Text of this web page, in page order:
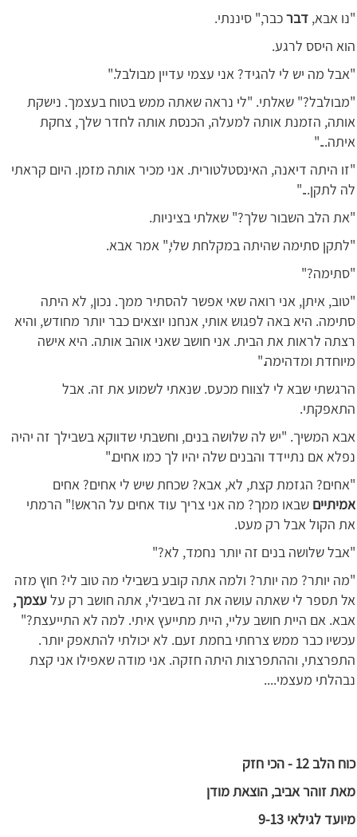
"נו אבא, דברכבר," סיננתי.
הוא היסס לרגע.
"אבל מה יש לי להגיד? אני עצמי עדיין מבולבל."
"מבולבל?" שאלתי. "לי נראה שאתה ממש בטוח בעצמך. נישקת
אותה, הזמנת אותה למעלה, הכנסת אותה לחדר שלך, צחקת
איתה..."
"זו היתה דיאנה, האינסטלטורית. אני מכיר אותה מזמן. היום קראתי
לה לתקן..."
"את הלב השבור שלך?" שאלתי בציניות.
"לתקן סתימה שהיתה במקלחת שלי," אמר אבא.
"סתימה?"
"טוב, איתן, אני רואה שאי אפשר להסתיר ממך. נכון, לא היתה
סתימה. היא באה לפגוש אותי, אנחנו יוצאים כבר יותר מחודש, והיא
רצתה לראות את הבית. אני חושב שאני אוהב אותה. היא אישה
מיוחדת ומדהימה."
הרגשתי שבא לי לצווח מכעס. שנאתי לשמוע את זה. אבל
התאפקתי.
אבא המשיך. "יש לה שלושה בנים, וחשבתי שדווקא בשבילך זה יהיה
נפלא אם נתיידד והבנים שלה יהיו לך כמו אחים."
"אחים? הגזמת קצת, לא, אבא? שכחת שיש לי אחים? אחים
אמיתיים שבאו ממך? מה אני צריך עוד אחים על הראש!" הרמתי
את הקול אבל רק מעט.
"אבל שלושה בנים זה יותר נחמד, לא?"
"מה יותר? מה יותר? ולמה אתה קובע בשבילי מה טוב לי? חוץ מזה
אל תספר לי שאתה עושה את זה בשבילי, אתה חושב רק עלעצמך,
אבא. אם היית חושב עליי, היית מתייעץ איתי. למה לא התייעצת?"
עכשיו כבר ממש צרחתי בחמת זעם. לא יכולתי להתאפק יותר.
התפרצתי, וההתפרצות היתה חזקה. אני מודה שאפילו אני קצת
נבהלתי מעצמי....
כוח הלב 12 - הכי חזק
מאת זוהר אביב, הוצאת מודן
מיועד לגילאי 9-13